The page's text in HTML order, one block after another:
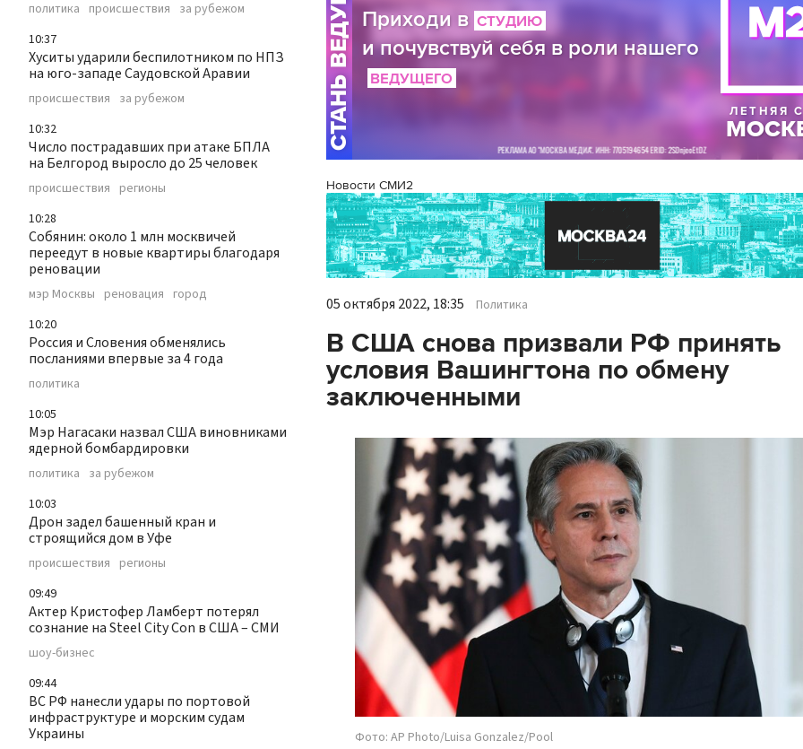
политика происшествия за рубежом
10:37
Хуситы ударили беспилотником по НПЗ
на юго-западе Саудовской Аравии
происшествия за рубежом
10:32
Число пострадавших при атаке БПЛА
на Белгород выросло до 25 человек
происшествия регионы
10:28
Собянин: около 1 млн москвичей
переедут в новые квартиры благодаря
реновации
мэр Москвы реновация город
10:20
Россия и Словения обменялись
посланиями впервые за 4 года
политика
10:05
Мэр Нагасаки назвал США виновниками
ядерной бомбардировки
политика за рубежом
10:03
Дрон задел башенный кран и
строящийся дом в Уфе
происшествия регионы
09:49
Актер Кристофер Ламберт потерял
сознание на Steel City Con в США – СМИ
шоу-бизнес
09:44
ВС РФ нанесли удары по портовой
инфраструктуре и морским судам
Украины
Новости СМИ2
05 октября 2022, 18:35 Политика
В США снова призвали РФ принять
условия Вашингтона по обмену
заключенными
Фото: AP Photo/Luisa Gonzalez/Pool